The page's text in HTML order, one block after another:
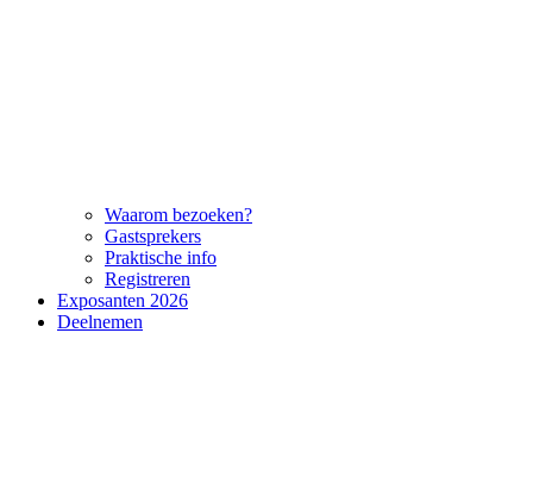
Waarom bezoeken?
Gastsprekers
Praktische info
Registreren
Exposanten 2026
Deelnemen